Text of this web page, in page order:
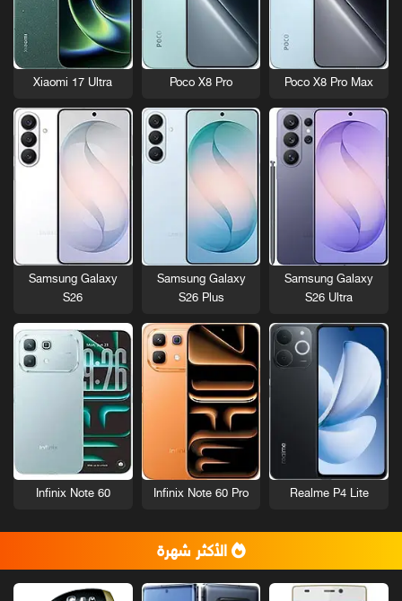
Poco X8 Pro Max
Poco X8 Pro
Xiaomi 17 Ultra
Samsung Galaxy
S26 Ultra
Samsung Galaxy
S26 Plus
Samsung Galaxy
S26
Realme P4 Lite
Infinix Note 60 Pro
Infinix Note 60
الأكثر شهرة